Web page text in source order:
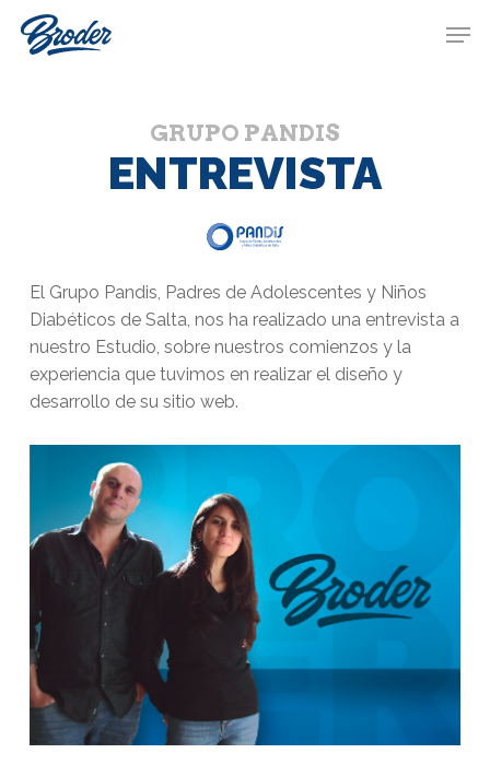
Skip
GRUPO PANDIS
ENTREVISTA
El Grupo Pandis, Padres de Adolescentes y Niños
Diabéticos de Salta, nos ha realizado una entrevista a
nuestro Estudio, sobre nuestros comienzos y la
experiencia que tuvimos en realizar el diseño y
desarrollo de su sitio web.